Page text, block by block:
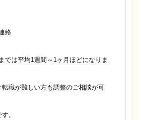
絡
では平均1週間～1ヶ月ほどになりま
職が難しい方も調整のご相談が可
。